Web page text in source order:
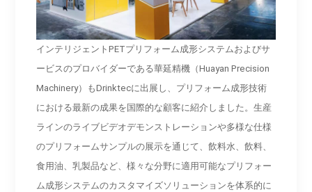
インテリジェントPETプリフォーム成形システムおよびサ
ービスのプロバイダーである華延精機（Huayan Precision
Machinery）もDrinktecに出展し、プリフォーム成形技術
における最新の成果を国際的な顧客に紹介しました。生産
ラインのライブビデオデモンストレーションや多様な仕様
のプリフォームサンプルの展示を通じて、飲料水、飲料、
食用油、乳製品など、様々な分野に適用可能なプリフォー
ム成形システムのカスタマイズソリューションを体系的に